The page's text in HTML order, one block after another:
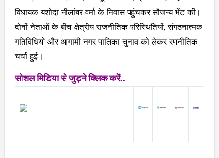
विधायक यशोदा नीलांबर वर्मा के निवास पहुंचकर सौजन्य भेंट की।
दोनों नेताओं के बीच क्षेत्रीय राजनीतिक परिस्थितियों, संगठनात्मक
गतिविधियों और आगामी नगर पालिका चुनाव को लेकर रणनीतिक
चर्चा हुई।
सोशल मिडिया से जुड़ने क्लिक करें..